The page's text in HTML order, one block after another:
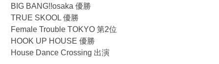
BIG BANG!!osaka 優勝
TRUE SKOOL 優勝
Female Trouble TOKYO 第2位
HOOK UP HOUSE 優勝
House Dance Crossing 出演